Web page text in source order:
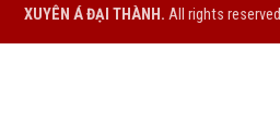
XUYÊN Á ĐẠI THÀNH. All rights